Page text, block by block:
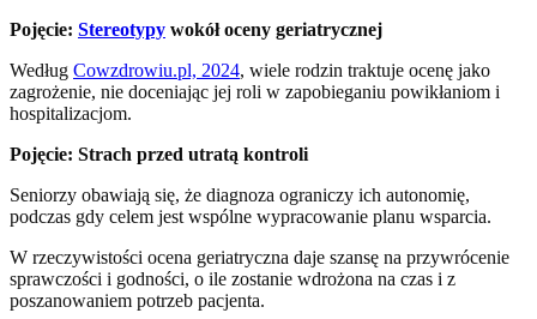
Pojęcie: Stereotypy wokół oceny geriatrycznej
Według Cowzdrowiu.pl, 2024, wiele rodzin traktuje ocenę jako
zagrożenie, nie doceniając jej roli w zapobieganiu powikłaniom i
hospitalizacjom.
Pojęcie: Strach przed utratą kontroli
Seniorzy obawiają się, że diagnoza ograniczy ich autonomię,
podczas gdy celem jest wspólne wypracowanie planu wsparcia.
W rzeczywistości ocena geriatryczna daje szansę na przywrócenie
sprawczości i godności, o ile zostanie wdrożona na czas i z
poszanowaniem potrzeb pacjenta.